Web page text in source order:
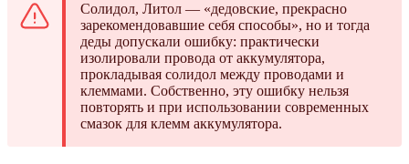
Солидол, Литол — «дедовские, прекрасно
зарекомендовавшие себя способы», но и тогда
деды допускали ошибку: практически
изолировали провода от аккумулятора,
прокладывая солидол между проводами и
клеммами. Собственно, эту ошибку нельзя
повторять и при использовании современных
смазок для клемм аккумулятора.